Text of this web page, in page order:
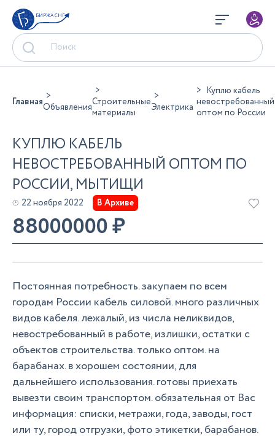
БИРЖА СНГ
ГлавнаяОбъявленияСтроительные
материалы
Электрика
Куплю кабель
невостребованный
оптом по России
КУПЛЮ КАБЕЛЬ
НЕВОСТРЕБОВАННЫЙ ОПТОМ ПО
РОССИИ, МЫТИЩИ
22 ноября 2022 В Архиве
88000000₽
Постоянная потребность. закупаем по всем
городам России кабель силовой. много различных
видов кабеля. лежалый, из числа неликвидов,
невостребованный в работе, излишки, остатки с
объектов строительства. только оптом. на
барабанах. в хорошем состоянии, для
дальнейшего использования. готовы приехать
вывезти своим транспортом. обязательная от Вас
информация: списки, метражи, года, заводы, гост
или ту, город отгрузки, фото этикетки, барабанов.